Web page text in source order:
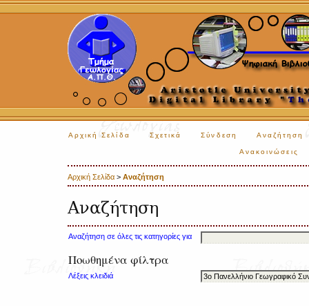
Αρχική Σελίδα Σχετικά Σύνδεση Αναζήτηση
Ανακοινώσεις
Αρχική Σελίδα > Αναζήτηση
Αναζήτηση
Αναζήτηση σε όλες τις κατηγορίες για
Ποωθημένα φίλτρα
Λέξεις κλειδιά